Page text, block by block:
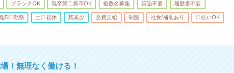
ブランクOK 既卒第二新卒OK 複数名募集 英語不要 履歴書不要
週5日勤務 土日祝休 残業少 交費支給 制服 社食/補助あり 日払いOK
！無理なく働ける！